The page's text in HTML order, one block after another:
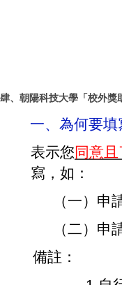
肆、朝陽科技大學「校外獎
一、為何要填
表示您同意
寫 ，如：
（一）申
（二）申
備註：